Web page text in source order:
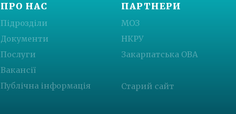
ПРО НАС
Підрозділи
Документи
Послуги
Вакансії
Публічна інформація
ПАРТНЕРИ
МОЗ
НКРУ
Закарпатська ОВА
Старий сайт